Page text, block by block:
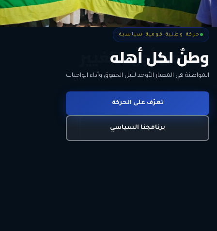
حركة وطنية قومية سياسية
وطنٌ لكل أهله
المواطنة هي المعيار الأوحد لنيل الحقوق وأداء الواجبات
تعرّف على الحركة
برنامجنا السياسي
حركة وطنية قومية سياسية
معاً من أجل التغيير
الحرية • الوحدة • السلام • الديمقراطية
انضم للحركة
اتصل بنا